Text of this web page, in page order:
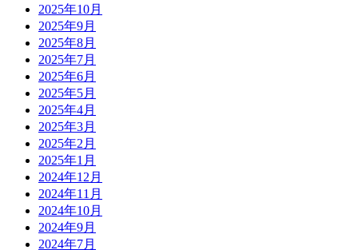
2025年10月
2025年9月
2025年8月
2025年7月
2025年6月
2025年5月
2025年4月
2025年3月
2025年2月
2025年1月
2024年12月
2024年11月
2024年10月
2024年9月
2024年7月